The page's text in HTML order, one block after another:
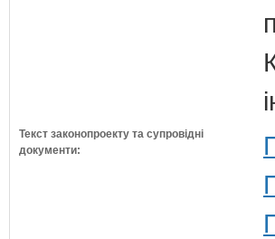
Текст законопроекту та супровідні
документи: